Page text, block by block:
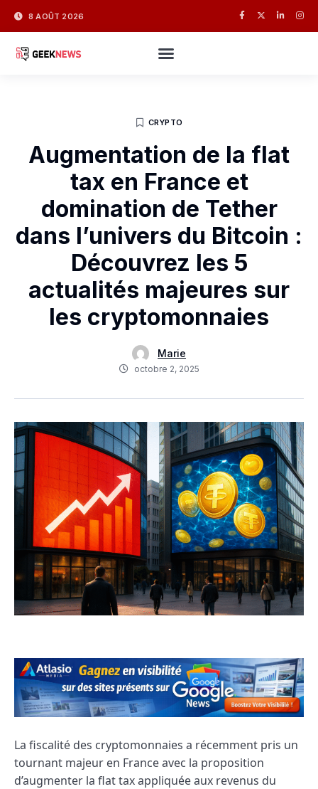
8 AOÛT 2026
CRYPTO
Augmentation de la flat
tax en France et
domination de Tether
dans l’univers du Bitcoin :
Découvrez les 5
actualités majeures sur
les cryptomonnaies
Marie
octobre 2, 2025
La fiscalité des cryptomonnaies a récemment pris un
tournant majeur en France avec la proposition
d’augmenter la flat tax appliquée aux revenus du